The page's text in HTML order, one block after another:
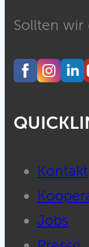
Sollten wir
Kontakt
Jobs